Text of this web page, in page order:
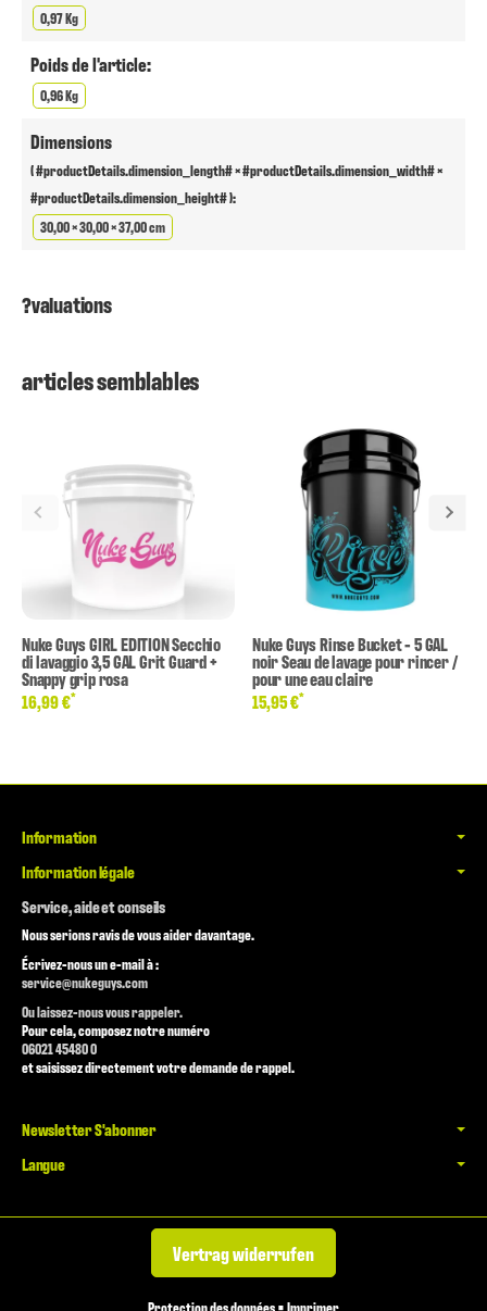
0,97 Kg
Poids de l'article:
0,96 Kg
Dimensions
( #productDetails.dimension_length# × #productDetails.dimension_width# ×
#productDetails.dimension_height# ):
30,00 × 30,00 × 37,00 cm
?valuations
articles semblables
Nuke Guys GIRL EDITION Secchio
di lavaggio 3,5 GAL Grit Guard +
Snappy grip rosa
16,99 €*
Nuke Guys Rinse Bucket - 5 GAL
noir Seau de lavage pour rincer /
pour une eau claire
15,95 €*
Information
Information légale
Service, aide et conseils
Nous serions ravis de vous aider davantage.
Écrivez-nous un e-mail à :
service@nukeguys.com
Ou laissez-nous vous rappeler.
Pour cela, composez notre numéro
06021 45480 0
et saisissez directement votre demande de rappel.
Newsletter S'abonner
Langue
Vertrag widerrufen